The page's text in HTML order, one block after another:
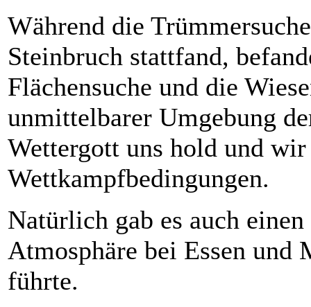
Während die
Steinbruch stattfand,
Flächensuche und die
unmittelbarer Umgebung
Wettergott uns hold und wir
Wettkampfbedingungen.
Natürlich gab es auch
Atmosphäre bei Essen und
führte.